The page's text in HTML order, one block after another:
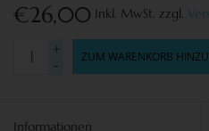
€26,00 Inkl. MwSt. zzgl.
+
-
ZUM WARENKORB
Informationen